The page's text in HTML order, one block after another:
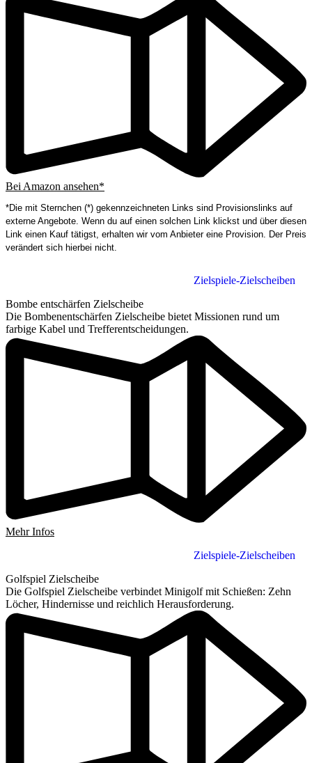
Bei Amazon ansehen*
*Die mit Sternchen (*) gekennzeichneten Links sind Provisionslinks auf
externe Angebote. Wenn du auf einen solchen Link klickst und über diesen
Link einen Kauf tätigst, erhalten wir vom Anbieter eine Provision. Der Preis
verändert sich hierbei nicht.
Zielspiele-Zielscheiben
Bombe entschärfen Zielscheibe
Die Bombenentschärfen Zielscheibe bietet Missionen rund um
farbige Kabel und Trefferentscheidungen.
Mehr Infos
Zielspiele-Zielscheiben
Golfspiel Zielscheibe
Die Golfspiel Zielscheibe verbindet Minigolf mit Schießen: Zehn
Löcher, Hindernisse und reichlich Herausforderung.